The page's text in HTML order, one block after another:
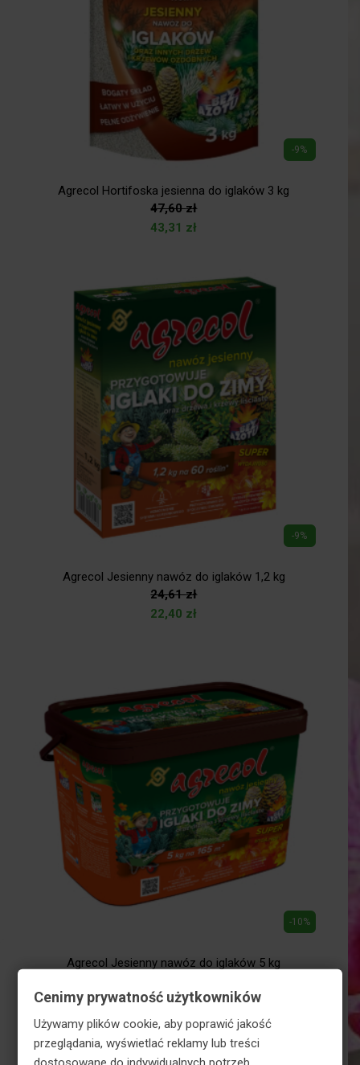
Agrecol Hortifoska jesienna do iglaków 3 kg
47,60zł
43,31 zł
-9%
Agrecol Jesienny nawóz do iglaków 1,2 kg
24,61zł
22,40 zł
-9%
Agrecol Jesienny nawóz do iglaków 5 kg
70,02zł
-10%
Skorzystaj z RABATÓW w
koszyku!
Cenimy prywatność użytkowników
Używamy plików cookie, aby poprawić jakość
przeglądania, wyświetlać reklamy lub treści